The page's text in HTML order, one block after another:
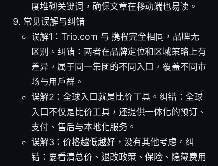
度堆砌关键词，确保文章在移动端也易读。
常见误解与纠错
误解1：Trip.com 与 携程完全相同，品牌无
区别。纠错：两者在品牌定位和区域策略上有
差异，属于同一集团的不同入口，覆盖不同市
场与用户群。
误解2：全球入口就是比价工具。纠错：全球
入口不仅是比价工具，还提供一体化的预订、
支付、售后与本地化服务。
误解3：价格越低越好，没有其他考虑。纠
错：要看清总价、退改政策、保险、隐藏费用